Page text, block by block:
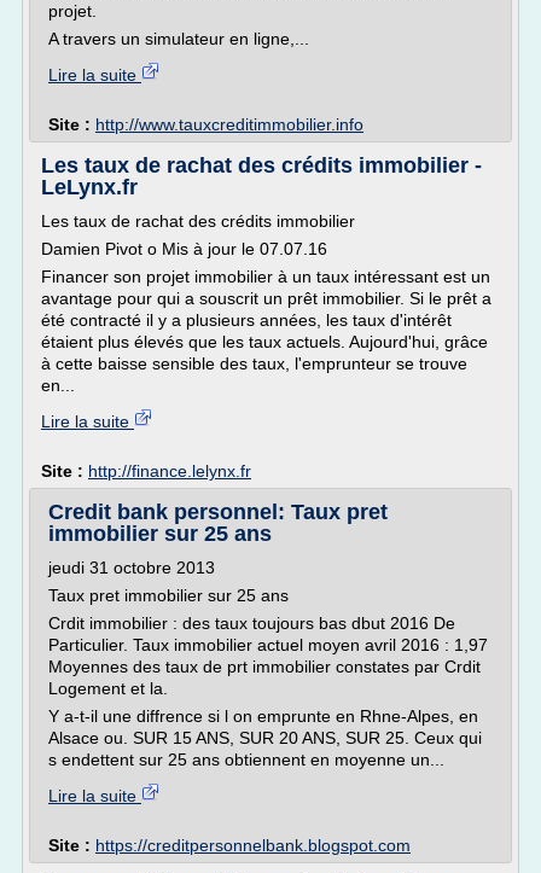
projet.
A travers un simulateur en ligne,...
Lire la suite
Site : http://www.tauxcreditimmobilier.info
Les taux de rachat des crédits immobilier -
LeLynx.fr
Les taux de rachat des crédits immobilier
Damien Pivot o Mis à jour le 07.07.16
Financer son projet immobilier à un taux intéressant est un
avantage pour qui a souscrit un prêt immobilier. Si le prêt a
été contracté il y a plusieurs années, les taux d'intérêt
étaient plus élevés que les taux actuels. Aujourd'hui, grâce
à cette baisse sensible des taux, l'emprunteur se trouve
en...
Lire la suite
Site : http://finance.lelynx.fr
Credit bank personnel: Taux pret
immobilier sur 25 ans
jeudi 31 octobre 2013
Taux pret immobilier sur 25 ans
Crdit immobilier : des taux toujours bas dbut 2016 De
Particulier. Taux immobilier actuel moyen avril 2016 : 1,97
Moyennes des taux de prt immobilier constates par Crdit
Logement et la.
Y a-t-il une diffrence si l on emprunte en Rhne-Alpes, en
Alsace ou. SUR 15 ANS, SUR 20 ANS, SUR 25. Ceux qui
s endettent sur 25 ans obtiennent en moyenne un...
Lire la suite
Site : https://creditpersonnelbank.blogspot.com